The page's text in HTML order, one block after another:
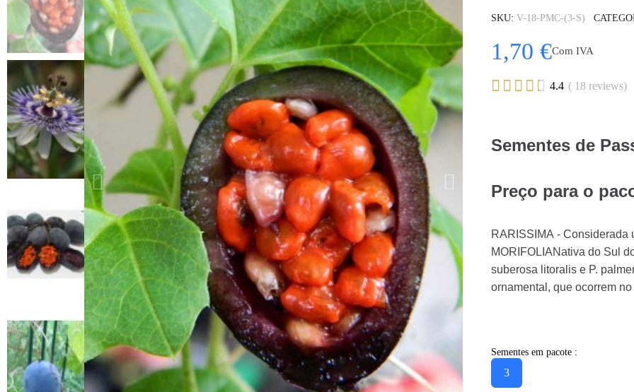
SKU V-18-PMC-(3-S)
1,70 €Com IVA
     4.4 ( 18 reviews)
Sementes de
Preço para o
RARISSIMA - Considerada
MORIFOLIANativa do Sul
suberosa litoralis e P.
ornamental, que ocorrem
Sementes em pacote :
3